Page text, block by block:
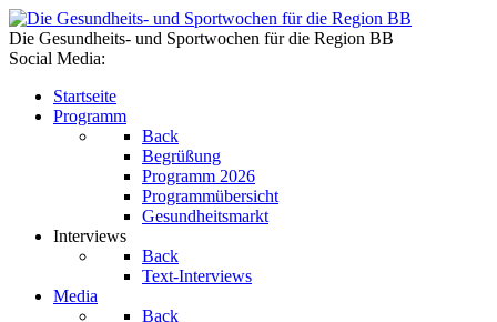
Die Gesundheits- und Sportwochen für die Region BB
Social Media:
Startseite
Programm
Back
Begrüßung
Programm 2026
Programmübersicht
Gesundheitsmarkt
Interviews
Back
Text-Interviews
Media
Back